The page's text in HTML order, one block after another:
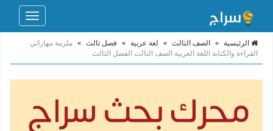
Toggle
الرئيسية » الصف الثالث » لغة عربية » فصل ثالث » ملزمة مهاراتي
القراءة والكتابة اللغة العربية الصف الثالث الفصل الثالث